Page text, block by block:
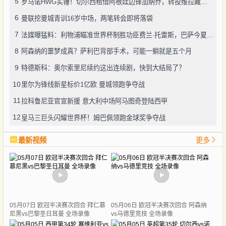
罗马诺HWG实锤！切尔西租借阿根廷边锋加纳乔，转投维拉藏连锁效应？
6 曼联挖曼城青训16岁中场，两笔转会即将落袋
7
8 阿森纳的噩梦成真？萨利巴背部手术，可能一躺就是五个月
9 特德斯科：奥尔索里尼续约这出连续剧，快到大结局了？
10里尔为锋线新星标价1亿欧 曼城领跑争夺战
11拉科鲁尼亚官宣新援 意大利中场阿马图奇登陆西甲
12 皇马三巨头闪耀世界杯！姆巴佩领跑金球奖争夺战
最新视频 更多
05月07日 欧冠半决赛次回合 拜仁慕
尼黑vs巴黎圣日耳曼 全场录像
05月06日 欧冠半决赛次回合 阿森纳
vs马德里竞技 全场录像